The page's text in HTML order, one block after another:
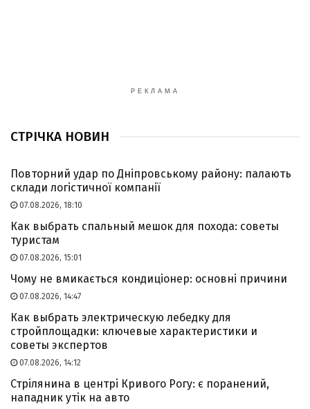
РЕКЛАМА
СТРІЧКА НОВИН
Повторний удар по Дніпровському району: палають
склади логістичної компанії
07.08.2026, 18:10
Как выбрать спальный мешок для похода: советы
туристам
07.08.2026, 15:01
Чому не вмикається кондиціонер: основні причини
07.08.2026, 14:47
Как выбрать электрическую лебедку для
стройплощадки: ключевые характеристики и
советы экспертов
07.08.2026, 14:12
Стрілянина в центрі Кривого Рогу: є поранений,
нападник утік на авто